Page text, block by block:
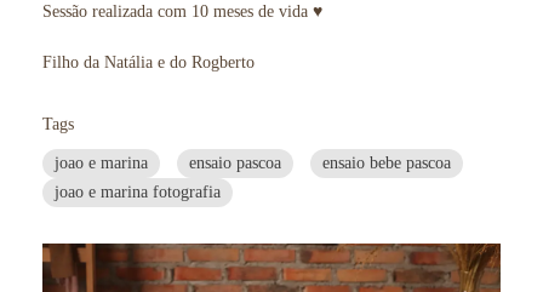
Sessão realizada com 10 meses de vida ♥
Filho da Natália e do Rogberto
Tags
joao e marina ensaio pascoa
ensaio bebe pascoa
joao e marina fotografia